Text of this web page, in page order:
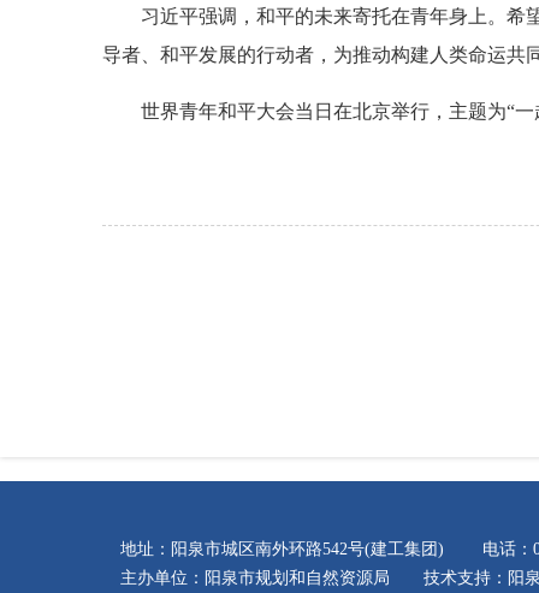
习近平强调，和平的未来寄托在青年身上。
导者、和平发展的行动者，为推动构建人类命运共
世界青年和平大会当日在北京举行，主题为“
地址：阳泉市城区南外环路542号(建工集团) 电
主办单位：阳泉市规划和自然资源局 技术支持：